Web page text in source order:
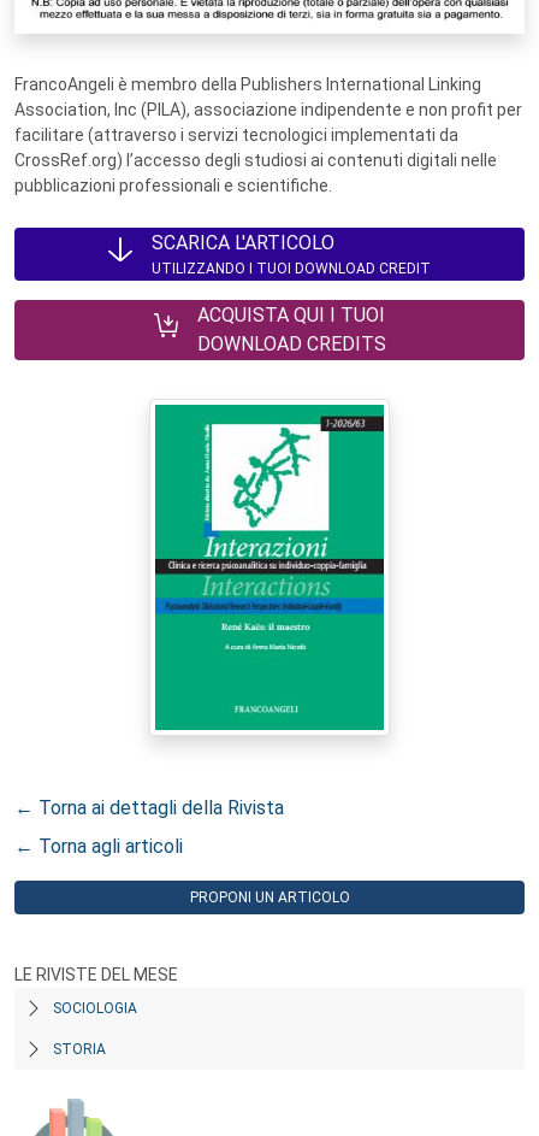
FrancoAngeli è membro della Publishers International Linking
Association, Inc (PILA), associazione indipendente e non profit per
facilitare (attraverso i servizi tecnologici implementati da
CrossRef.org) l’accesso degli studiosi ai contenuti digitali nelle
pubblicazioni professionali e scientifiche.
SCARICA L'ARTICOLO
UTILIZZANDO I TUOI DOWNLOAD CREDIT
ACQUISTA QUI I TUOI
DOWNLOAD CREDITS
← Torna ai dettagli della Rivista
← Torna agli articoli
PROPONI UN ARTICOLO
LE RIVISTE DEL MESE
SOCIOLOGIA
STORIA